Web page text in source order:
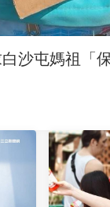
沙屯媽祖「